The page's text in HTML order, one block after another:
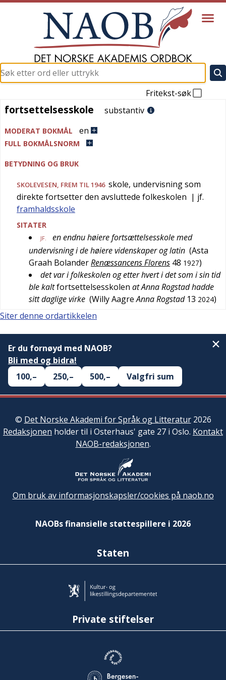
Fritekst-søk
fortsettelsesskole
fortsettelsesskole substantiv
MODERAT BOKMÅL en
FULL BOKMÅLSNORM
BETYDNING OG BRUK
SKOLEVESEN, FREM TIL 1946 skole, undervisning som
direkte fortsetter den avsluttede folkeskolen | jf.
framhaldsskole
SITATER
JF.
en endnu høiere fortsættelsesskole med
undervisning i de høiere videnskaper og latin (Asta
Graah BolanderRenæssancens Florens 48 1927)
det var i folkeskolen og etter hvert i det som i sin tid
ble kaltfortsettelsesskolen at Anna Rogstad hadde
sitt daglige virke (Willy Aagre Anna Rogstad 13 2024)
Siter denne ordartikkelen
Er du fornøyd med NAOB?
Bli med og bidra!
100,–
250,– 500,– Valgfri sum
© Det Norske Akademi for Språk og Litteratur2026
Redaksjonen holder til i Osterhaus' gate 27 i Oslo. Kontakt
NAOB-redaksjonen.
Om bruk av informasjonskapsler/cookies på naob.no
NAOBs finansielle støttespillere i 2026
Staten
Private stiftelser